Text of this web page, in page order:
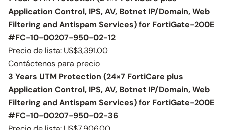
Application Control, IPS, AV, Botnet IP/Domain, Web
Filtering and Antispam Services) for FortiGate-200E
#FC-10-00207-950-02-12
Precio de lista:US$3,391.00
Contáctenos para precio
3 Years UTM Protection (24×7 FortiCare plus
Application Control, IPS, AV, Botnet IP/Domain, Web
Filtering and Antispam Services) for FortiGate-200E
#FC-10-00207-950-02-36